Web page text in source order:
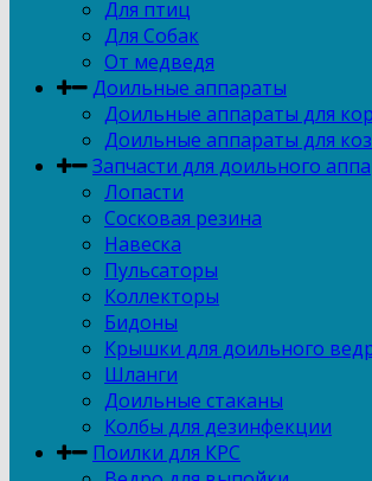
Для птиц
Для Собак
От медведя
Доильные аппараты
Доильные аппараты для
Доильные аппараты для коз
Запчасти для доильного
Лопасти
Сосковая резина
Навеска
Пульсаторы
Коллекторы
Бидоны
Крышки для доильного
Шланги
Доильные стаканы
Колбы для дезинфекции
Поилки для КРС